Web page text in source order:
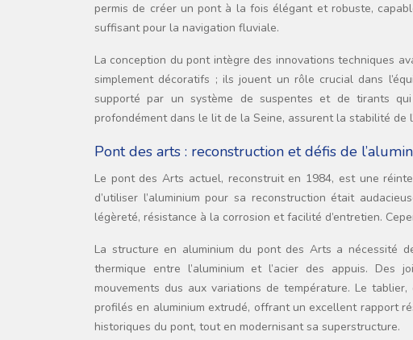
permis de créer un pont à la fois élégant et robuste,
suffisant pour la navigation fluviale.
La conception du pont intègre des innovations techniques
simplement décoratifs ; ils jouent un rôle crucial dans
supporté par un système de suspentes et de tirants
profondément dans le lit de la Seine, assurent la stabilité de
Pont des arts : reconstruction et défis de
Le pont des Arts actuel, reconstruit en 1984, est une
d’utiliser l’aluminium pour sa reconstruction était
légèreté, résistance à la corrosion et facilité d’entretien.
La structure en aluminium du pont des Arts a nécessité
thermique entre l’aluminium et l’acier des appuis.
mouvements dus aux variations de température. Le
profilés en aluminium extrudé, offrant un excellent rapport
historiques du pont, tout en modernisant sa superstructure.